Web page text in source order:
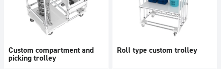
En Çok
Satanlar
Aksesuarlar
Boyutlar
Custom compartment and
picking trolley
Roll type custom trolley